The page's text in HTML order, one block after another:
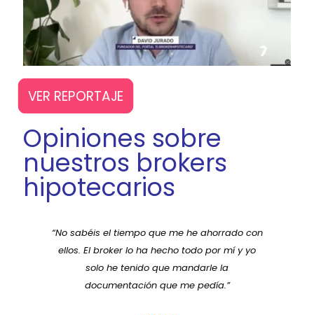
VER REPORTAJE
Opiniones sobre
nuestros brokers
hipotecarios
“No sabéis el tiempo que me he ahorrado con
ellos. El broker lo ha hecho todo por mí y yo
solo he tenido que mandarle la
documentación que me pedía.”